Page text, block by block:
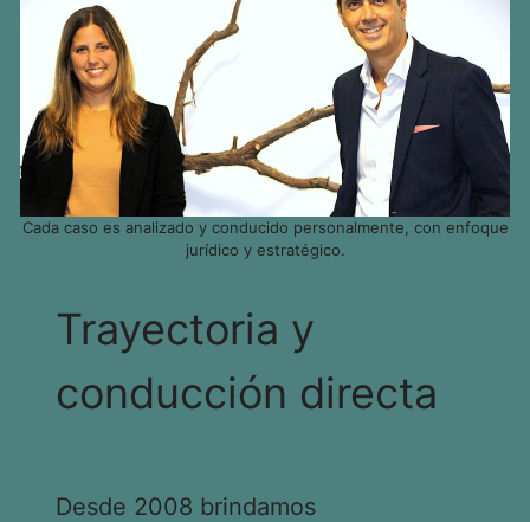
Cada caso es analizado y conducido personalmente, con enfoque
jurídico y estratégico.
Trayectoria y
conducción directa
Desde 2008 brindamos